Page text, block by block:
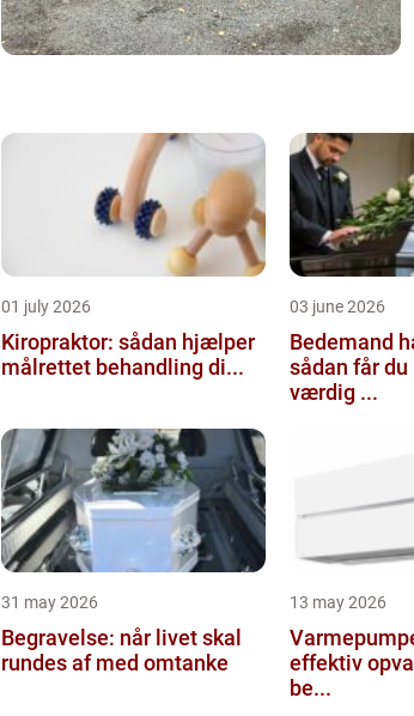
01 july 2026
Kiropraktor: sådan hjælper
målrettet behandling di...
03 june 2026
Bedemand
sådan får du
værdig ...
31 may 2026
Begravelse: når livet skal
rundes af med omtanke
13 may 2026
effektiv
be...